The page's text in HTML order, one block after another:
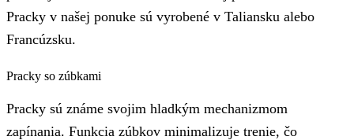
Pracky v našej ponuke sú vyrobené v Taliansku alebo
Francúzsku.
Pracky so zúbkami
Pracky sú známe svojim hladkým mechanizmom
zapínania. Funkcia zúbkov minimalizuje trenie, čo